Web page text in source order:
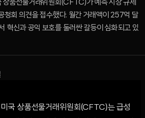
품선물거래위원회(CFTC)가 예측 시장 규제
청회 의견을 접수했다. 월간 거래액이 257억 달
혁신과 공익 보호를 둘러싼 갈등이 심화되고 있
국 상품선물거래위원회(CFTC)는 급성